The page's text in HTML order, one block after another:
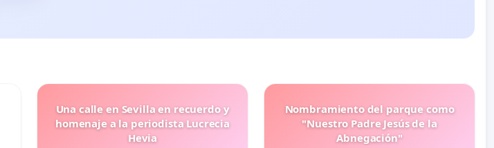
Una calle en Sevilla en recuerdo y
homenaje a la periodista Lucrecia
Hevia
Nombramiento del parque como
"Nuestro Padre Jesús de la
Abnegación"